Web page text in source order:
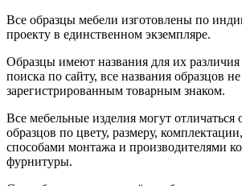
Все образцы мебели изготовлены по
проекту в единственном экземпляре.
Образцы имеют названия для их
поиска по сайту, все названия образцов
зарегистрированным товарным знаком.
Все мебельные изделия могут отличаться
образцов по цвету, размеру,
способами монтажа и производителями
фурнитуры.